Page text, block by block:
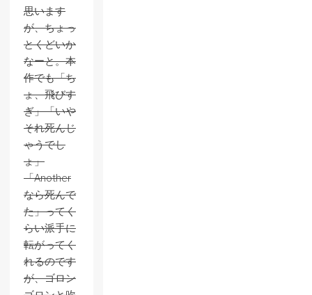
思います
が、ちょっ
とくどいか
なーと。本
作でも「ち
ょ、飛びす
ぎ」「いや
それ死んじ
ゃうでし
ょ」
「Another
なら死んで
た」ってく
らい派手に
転がってく
れるのです
が、ゴロン